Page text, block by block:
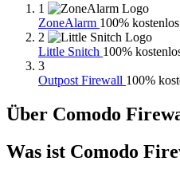
1
ZoneAlarm 100% kostenlos
2
Little Snitch 100%
3
Outpost Firewall 100%
Über Comodo
Was ist Comodo